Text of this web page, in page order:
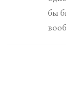
бы